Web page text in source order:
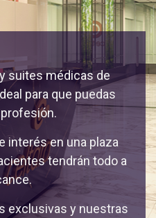
suites médicas de
para que puedas
interés en una plaza
tendrán todo a
exclusivas y nuestras